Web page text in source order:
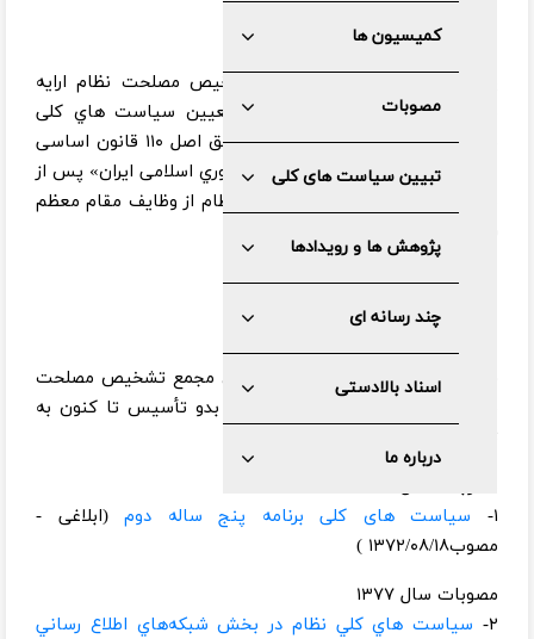
کمیسیون ها
مصوبات
تبیین سیاست های کلی
پژوهش ها و رویدادها
چند رسانه ای
اسناد بالادستی
درباره ما
يكي از مهمترين وظايف مجمع تشخيص مصلحت نظام ارايه
مشاوره به مقام معظم رهبري در تعيين سياست هاي کلی
نظام جمهوری اسلامی ایران است. طبق اصل ۱۱۰ قانون اساسی
«تعيين سياست های كلی نظام جمهوري اسلامی ايران» پس از
مشورت با مجمع تشخيص مصلحت نظام از وظايف مقام معظم
فهرست سیاست های کلی پیشنهادی مجمع تشخیص مصلحت
نظام و ابلاغی مقام معظم رهبری از بدو تأسيس تا كنون به
۱-
سیاست های کلی برنامه پنج ساله دوم(ابلاغی -
مصوب۱۳۷۲/۰۸/۱۸ )
مصوبات سال ۱۳۷۷
۲-
سياست هاي كلي نظام در بخش شبكه‌هاي اطلاع رساني